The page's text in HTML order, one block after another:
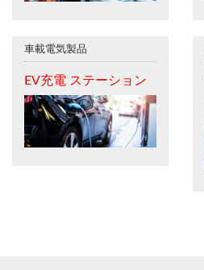
車載電気製品
EV充電 ステーション